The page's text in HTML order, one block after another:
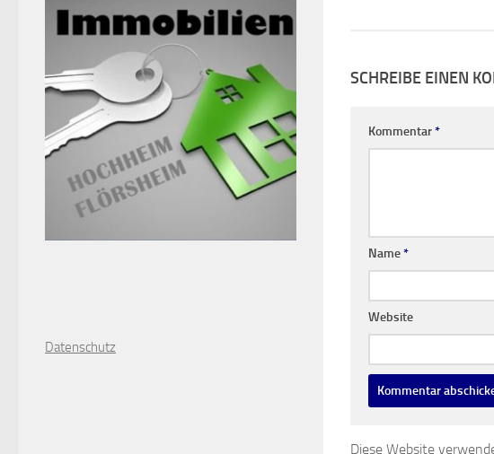
SCHREIBE EINEN
Kommentar*
Name*
Website
Diese Website
Datenschutz